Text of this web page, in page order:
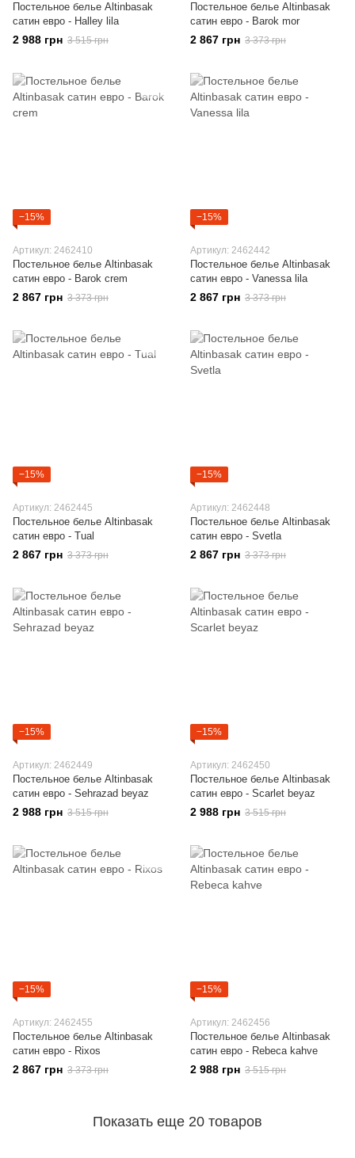
Постельное белье Altinbasak
сатин евро - Halley lila
2 988 грн 3 515 грн
Постельное белье Altinbasak
сатин евро - Barok mor
2 867 грн 3 373 грн
−15%
Артикул: 2462410
Постельное белье Altinbasak
сатин евро - Barok crem
2 867 грн 3 373 грн
−15%
Артикул: 2462442
Постельное белье Altinbasak
сатин евро - Vanessa lila
2 867 грн 3 373 грн
−15%
Артикул: 2462445
Постельное белье Altinbasak
сатин евро - Tual
2 867 грн 3 373 грн
−15%
Артикул: 2462448
Постельное белье Altinbasak
сатин евро - Svetla
2 867 грн 3 373 грн
−15%
Артикул: 2462449
Постельное белье Altinbasak
сатин евро - Sehrazad beyaz
2 988 грн 3 515 грн
−15%
Артикул: 2462450
Постельное белье Altinbasak
сатин евро - Scarlet beyaz
2 988 грн 3 515 грн
−15%
Артикул: 2462455
Постельное белье Altinbasak
сатин евро - Rixos
2 867 грн 3 373 грн
−15%
Артикул: 2462456
Постельное белье Altinbasak
сатин евро - Rebeca kahve
2 988 грн 3 515 грн
Показать еще 20 товаров